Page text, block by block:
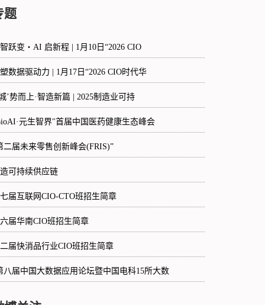
题
跃变・AI 启新程 | 1月10日“2026 CIO
数据驱动力 | 1月17日“2026 CIO时代华
’势而上·智造新篇 | 2025制造业可持
元生智界"首届中国医药健康生态峰会
二届未来零售创新峰会(FRIS)”
可持续供应链
届互联网CIO-CTO班招生简章
届华南CIO班招生简章
届快消品行业CIO班招生简章
八届中国大数据应用论坛暨中国电科15所大数